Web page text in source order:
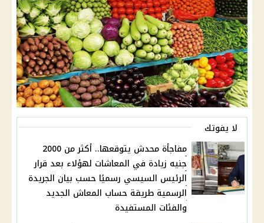
لا يفوتك
مفاجأة محدش يتوقعها.. أكثر من 2000
جنيه زيادة في المعاشات لهؤلاء بعد قرار
الرئيس السيسي رسميًا حسب بيان الجريدة
الرسمية طريقة حساب المعاش الجديد
والفئات المستفيدة